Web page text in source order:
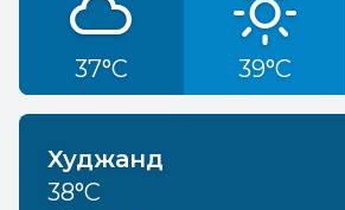
37°C 39°C
Худжанд
38°C